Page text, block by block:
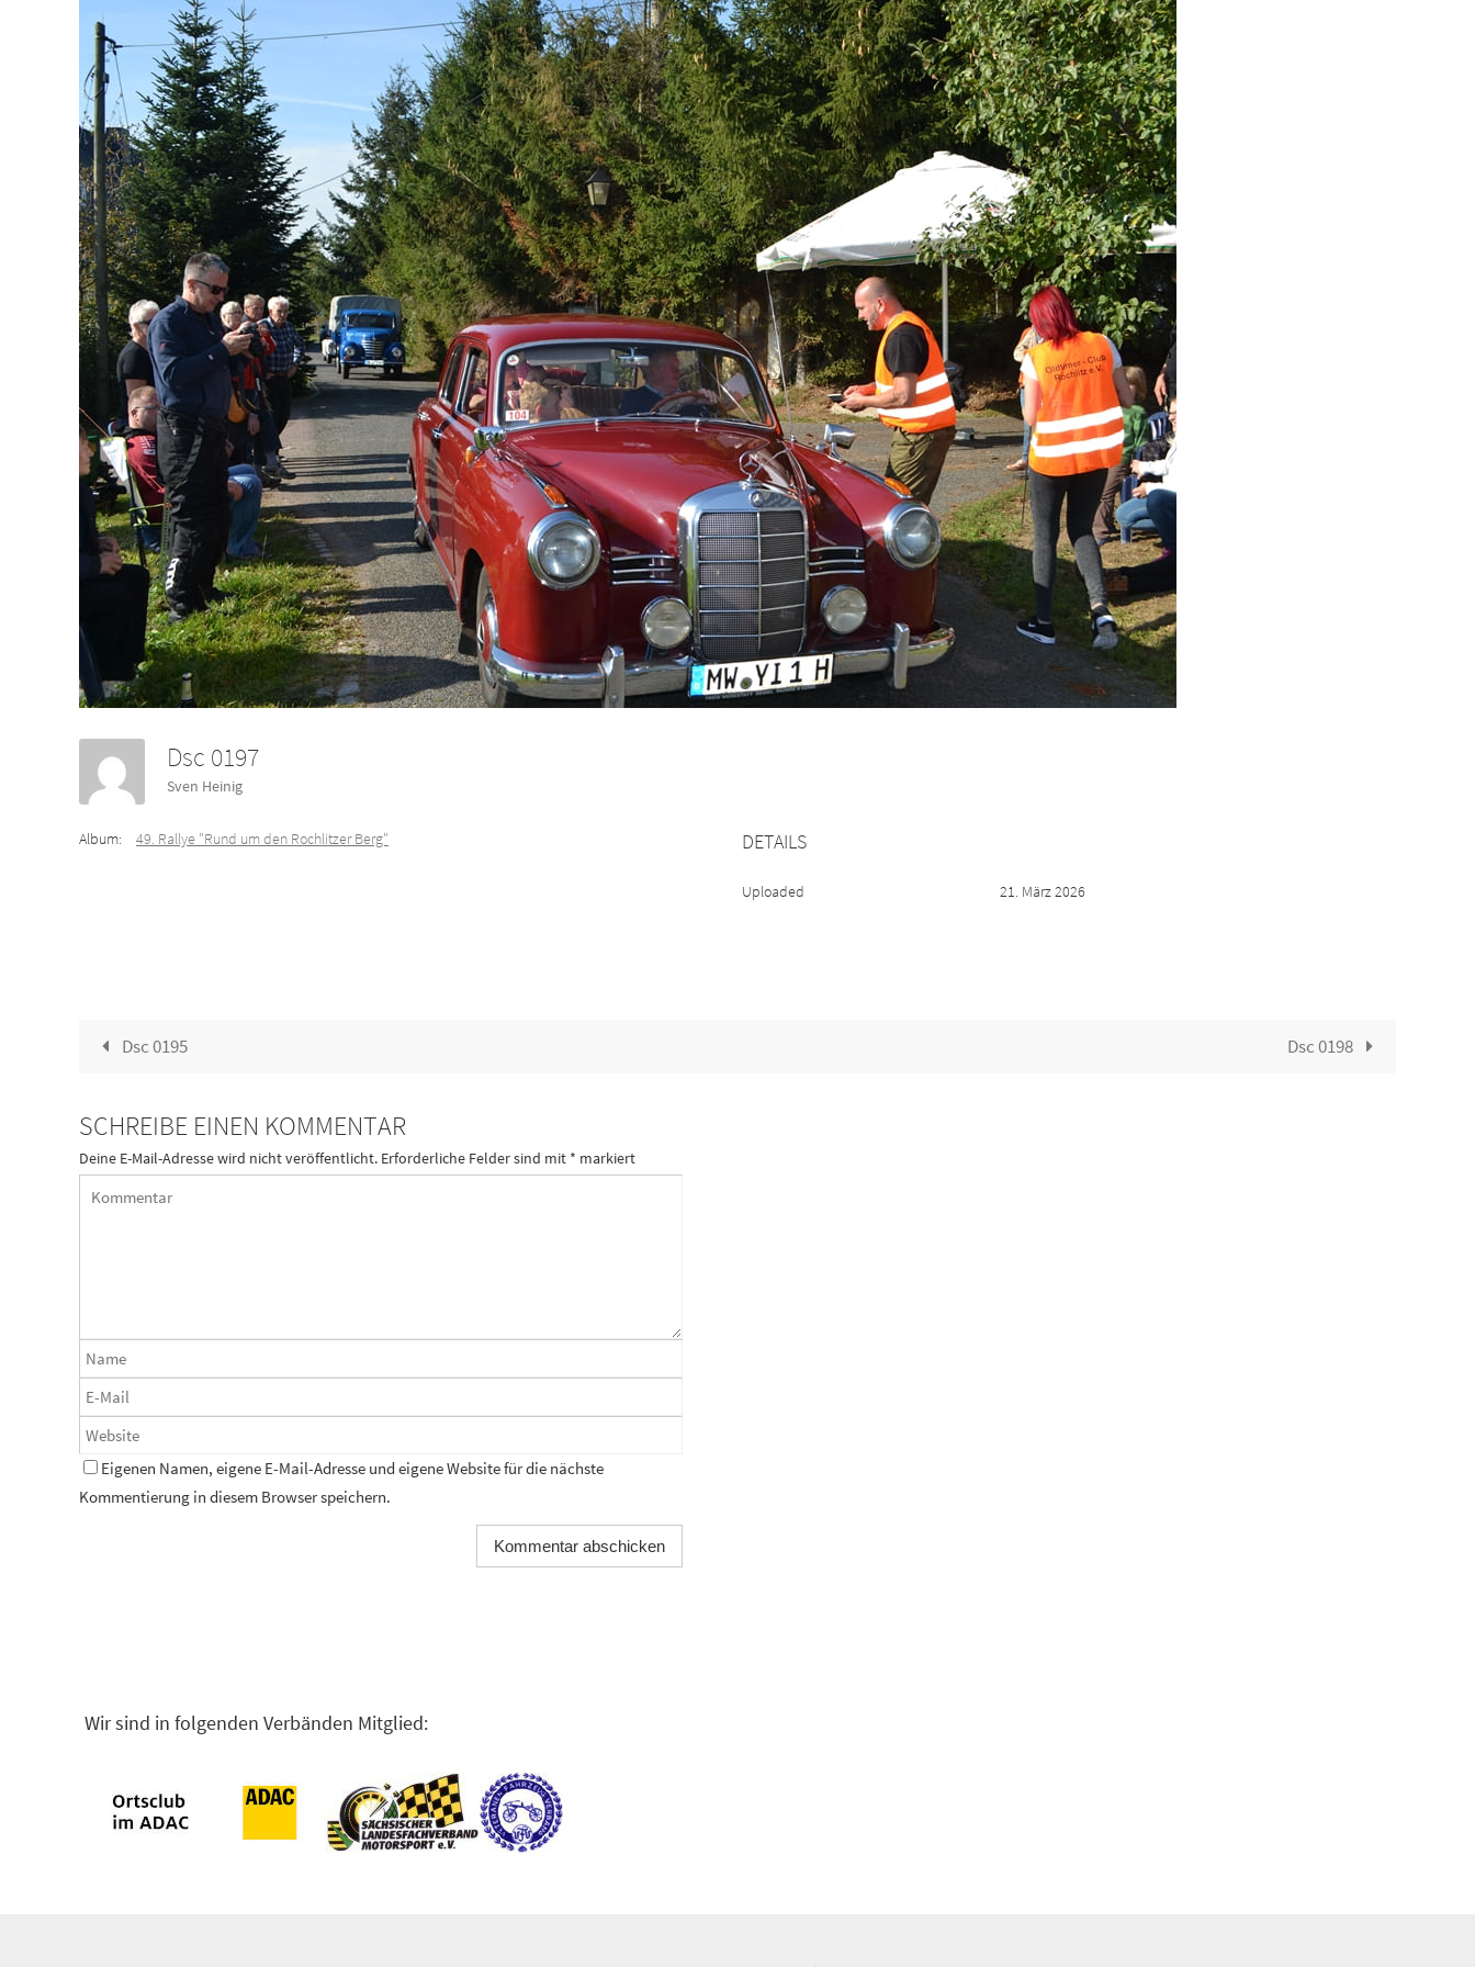
Dsc 0197
Sven Heinig
Album: 49. Rallye "Rund um den Rochlitzer Berg" DETAILS
Uploaded 21. März 2026
Dsc 0195 Dsc 0198
SCHREIBE EINEN KOMMENTAR
Deine E-Mail-Adresse wird nicht veröffentlicht. Erforderliche Felder sind mit * markiert
Eigenen Namen, eigene E-Mail-Adresse und eigene Website für die nächste
Kommentierung in diesem Browser speichern.
Wir sind in folgenden Verbänden Mitglied: